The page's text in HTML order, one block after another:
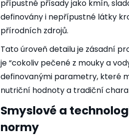
přípustné přísady jako kmín,
definovány i nepřípustné látky
přírodních zdrojů.
Tato úroveň detailu je zásadní
je “cokoliv pečené z mouky a
definovanými parametry, které
nutriční hodnoty a tradiční
Smyslové a
normy